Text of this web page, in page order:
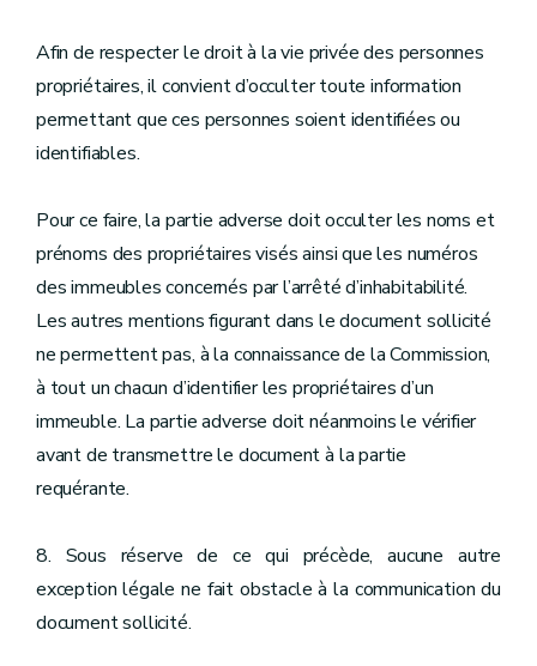
Afin de respecter le droit à la vie privée des personnes
propriétaires, il convient d’occulter toute information
permettant que ces personnes soient identifiées ou
identifiables.
Pour ce faire, la partie adverse doit occulter les noms et
prénoms des propriétaires visés ainsi que les numéros
des immeubles concernés par l’arrêté d’inhabitabilité.
Les autres mentions figurant dans le document sollicité
ne permettent pas, à la connaissance de la Commission,
à tout un chacun d’identifier les propriétaires d’un
immeuble. La partie adverse doit néanmoins le vérifier
avant de transmettre le document à la partie
requérante.
8. Sous réserve de ce qui précède, aucune autre
exception légale ne fait obstacle à la communication du
document sollicité.